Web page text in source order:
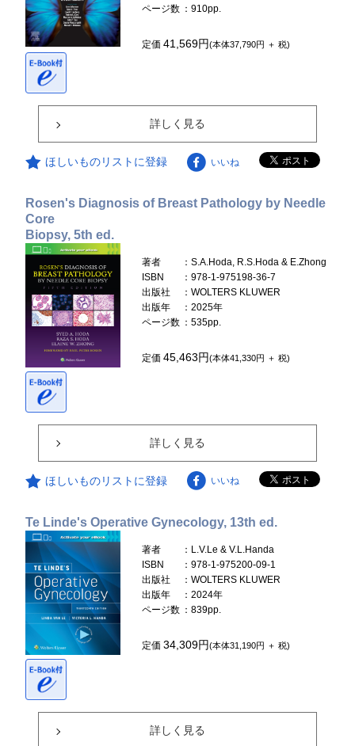
ページ数 ：910pp.
定価41,569円(本体37,790円 ＋ 税)
詳しく見る
ほしいものリストに登録 いいね
Rosen's Diagnosis of Breast Pathology by Needle
Core
Biopsy, 5th ed.
著者
：S.A.Hoda, R.S.Hoda & E.Zhong
ISBN
：978-1-975198-36-7
出版社
：WOLTERS KLUWER
出版年
：2025年
ページ数 ：535pp.
定価45,463円(本体41,330円 ＋ 税)
詳しく見る
ほしいものリストに登録 いいね
Te Linde's Operative Gynecology, 13th ed.
著者
：L.V.Le & V.L.Handa
ISBN
：978-1-975200-09-1
出版社
：WOLTERS KLUWER
出版年
：2024年
ページ数 ：839pp.
定価34,309円(本体31,190円 ＋ 税)
詳しく見る